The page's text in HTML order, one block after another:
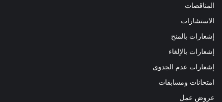
المناقصات
الاستشارات
إشعارات بالمنح
إشعارات بالإلغاء
إشعارات عدم الجدوى
امتحانات ومسابقات
عروض عمل